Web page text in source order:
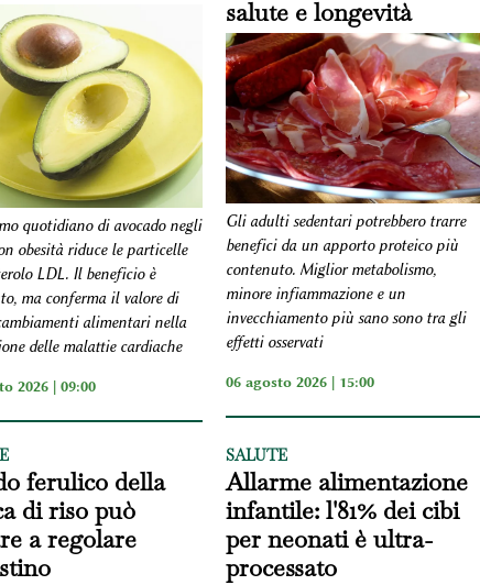
quotidiano di avocado negli
obesità riduce le particelle
LDL. Il beneficio è
ma conferma il valore di
alimentari nella
delle malattie cardiache
2026 | 09:00
salute e longevità
Gli adulti sedentari potrebbero trarre
benefici da un apporto proteico più
contenuto. Miglior metabolismo,
minore infiammazione e un
invecchiamento più sano sono tra gli
effetti osservati
06 agosto 2026 | 15:00
ferulico della
di riso può
a regolare
SALUTE
Allarme alimentazione
infantile: l'81% dei cibi
per neonati è ultra-
processato